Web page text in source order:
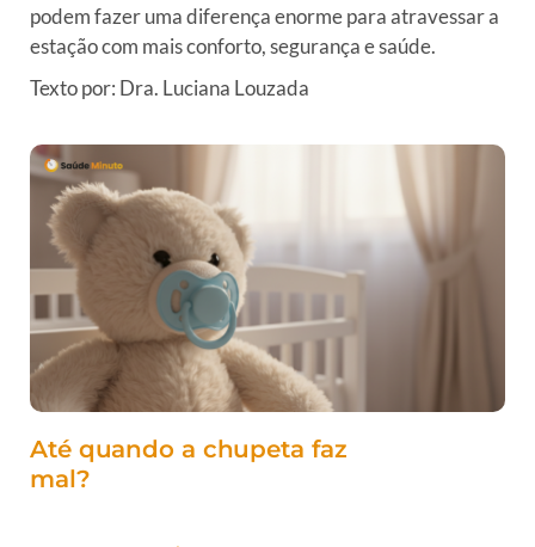
podem fazer uma diferença enorme para atravessar a
estação com mais conforto, segurança e saúde.
Texto por: Dra. Luciana Louzada
Até quando a chupeta faz
mal?